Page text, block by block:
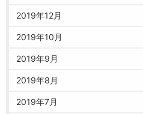
2019年12月
2019年10月
2019年9月
2019年8月
2019年7月